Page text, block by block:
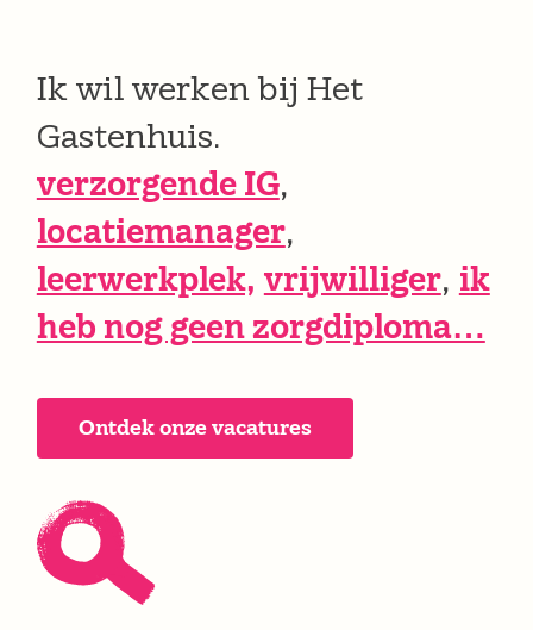
Ik wil werken bij Het
Gastenhuis.
verzorgende IG,
locatiemanager,
leerwerkplek, vrijwilliger, ik
heb nog geen zorgdiploma…
Ontdek onze vacatures